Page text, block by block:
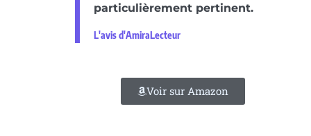
particulièrement pertinent.
L'avis d'AmiraLecteur
Voir sur Amazon